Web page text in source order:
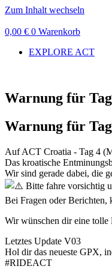
Zum Inhalt wechseln
0,00 € 0 Warenkorb
EXPLORE ACT
Warnung für
Warnung für
Auf ACT Croatia - Tag 4
Das kroatische
Wir sind gerade dabei, die
Bitte fahre vorsichtig
Bei Fragen oder Berichten,
Wir wünschen dir eine
Letztes Update V03
Hol dir das neueste GPX,
#RIDEACT